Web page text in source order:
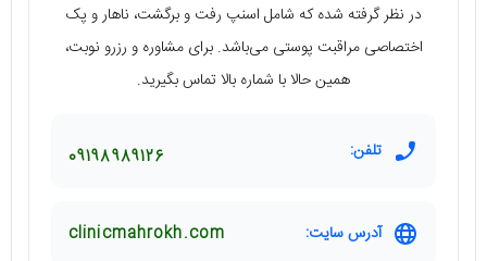
در نظر گرفته شده که شامل اسنپ رفت و برگشت، ناهار و پک
اختصاصی مراقبت پوستی می‌باشد. برای مشاوره و رزرو نوبت،
همین حالا با شماره بالا تماس بگیرید.
تلفن: 09198989126
آدرس سایت: clinicmahrokh.com